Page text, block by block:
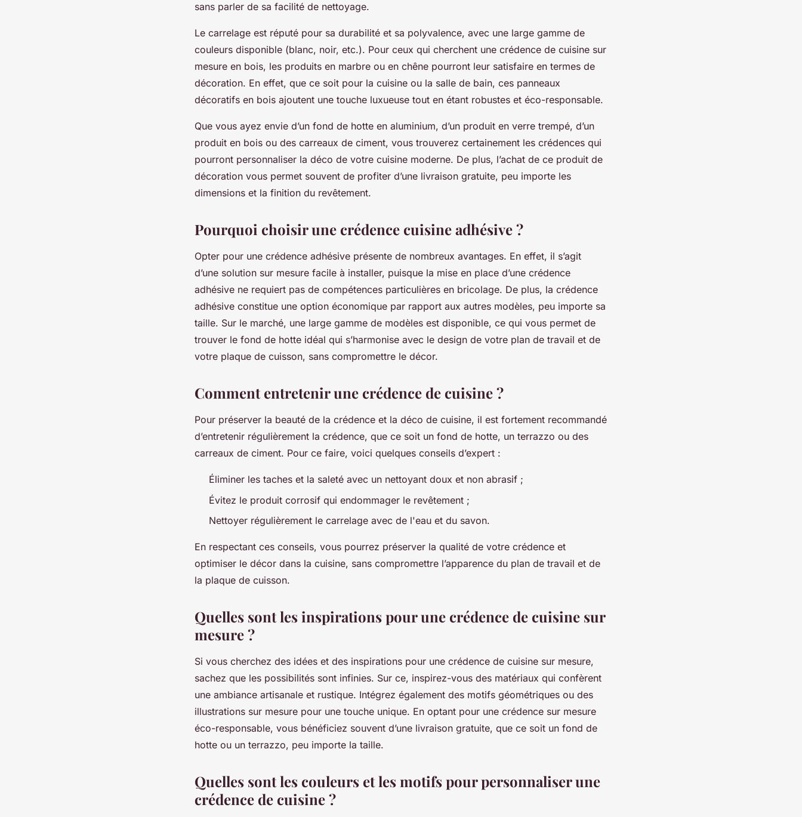
sans parler de sa facilité de nettoyage.
Le carrelage est réputé pour sa durabilité et sa polyvalence, avec une large gamme de
couleurs disponible (blanc, noir, etc.). Pour ceux qui cherchent une crédence de cuisine sur
mesure en bois, les produits en marbre ou en chêne pourront leur satisfaire en termes de
décoration. En effet, que ce soit pour la cuisine ou la salle de bain, ces panneaux
décoratifs en bois ajoutent une touche luxueuse tout en étant robustes et éco-responsable.
Que vous ayez envie d’un fond de hotte en aluminium, d’un produit en verre trempé, d’un
produit en bois ou des carreaux de ciment, vous trouverez certainement les crédences qui
pourront personnaliser la déco de votre cuisine moderne. De plus, l’achat de ce produit de
décoration vous permet souvent de profiter d’une livraison gratuite, peu importe les
dimensions et la finition du revêtement.
Pourquoi choisir une crédence cuisine adhésive ?
Opter pour une crédence adhésive présente de nombreux avantages. En effet, il s’agit
d’une solution sur mesure facile à installer, puisque la mise en place d’une crédence
adhésive ne requiert pas de compétences particulières en bricolage. De plus, la crédence
adhésive constitue une option économique par rapport aux autres modèles, peu importe sa
taille. Sur le marché, une large gamme de modèles est disponible, ce qui vous permet de
trouver le fond de hotte idéal qui s’harmonise avec le design de votre plan de travail et de
votre plaque de cuisson, sans compromettre le décor.
Comment entretenir une crédence de cuisine ?
Pour préserver la beauté de la crédence et la déco de cuisine, il est fortement recommandé
d’entretenir régulièrement la crédence, que ce soit un fond de hotte, un terrazzo ou des
carreaux de ciment. Pour ce faire, voici quelques conseils d’expert :
Éliminer les taches et la saleté avec un nettoyant doux et non abrasif ;
Évitez le produit corrosif qui endommager le revêtement ;
Nettoyer régulièrement le carrelage avec de l'eau et du savon.
En respectant ces conseils, vous pourrez préserver la qualité de votre crédence et
optimiser le décor dans la cuisine, sans compromettre l’apparence du plan de travail et de
la plaque de cuisson.
Quelles sont les inspirations pour une crédence de cuisine sur
mesure ?
Si vous cherchez des idées et des inspirations pour une crédence de cuisine sur mesure,
sachez que les possibilités sont infinies. Sur ce, inspirez-vous des matériaux qui confèrent
une ambiance artisanale et rustique. Intégrez également des motifs géométriques ou des
illustrations sur mesure pour une touche unique. En optant pour une crédence sur mesure
éco-responsable, vous bénéficiez souvent d’une livraison gratuite, que ce soit un fond de
hotte ou un terrazzo, peu importe la taille.
Quelles sont les couleurs et les motifs pour personnaliser une
crédence de cuisine ?